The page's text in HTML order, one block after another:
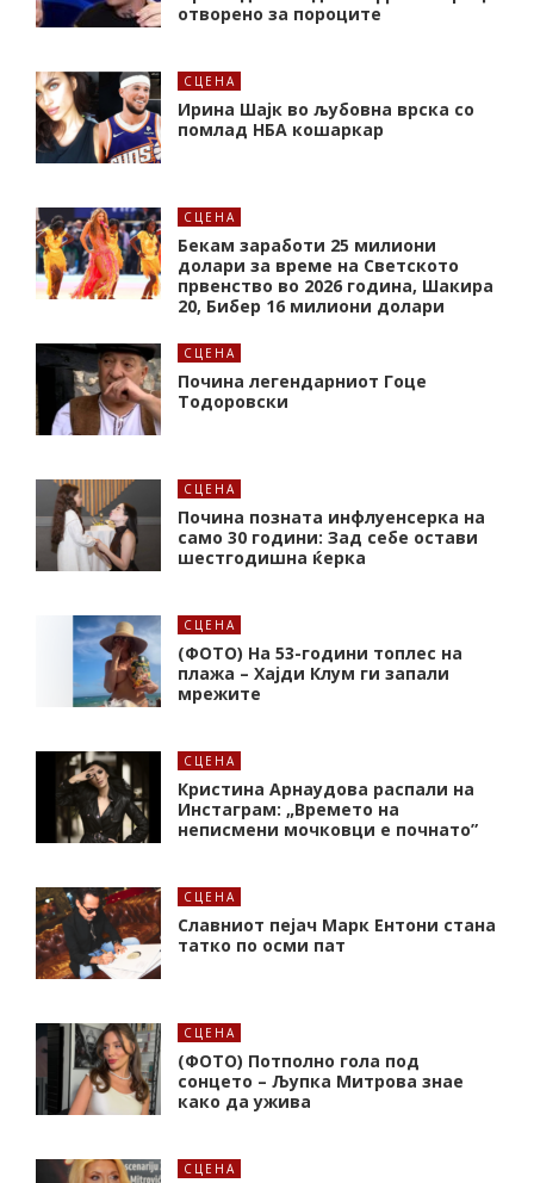
отворено за пороците
СЦЕНА
Ирина Шајк во љубовна врска со
помлад НБА кошаркар
СЦЕНА
Бекам заработи 25 милиони
долари за време на Светското
првенство во 2026 година, Шакира
20, Бибер 16 милиони долари
СЦЕНА
Почина легендарниот Гоце
Тодоровски
СЦЕНА
Почина позната инфлуенсерка на
само 30 години: Зад себе остави
шестгодишна ќерка
СЦЕНА
(ФОТО) На 53-години топлес на
плажа – Хајди Клум ги запали
мрежите
СЦЕНА
Кристина Арнаудова распали на
Инстаграм: „Времето на
неписмени мочковци е почнато”
СЦЕНА
Славниот пејач Марк Ентони стана
татко по осми пат
СЦЕНА
(ФОТО) Потполно гола под
сонцето – Љупка Митрова знае
како да ужива
СЦЕНА